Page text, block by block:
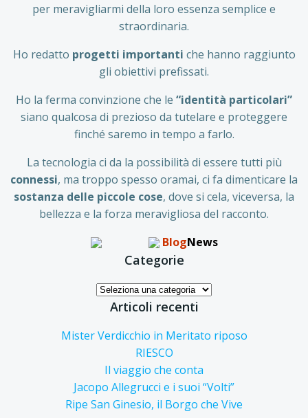
per meravigliarmi della loro essenza semplice e
straordinaria.
Ho redatto progetti importanti che hanno raggiunto
gli obiettivi prefissati.
Ho la ferma convinzione che le “identità particolari”
siano qualcosa di prezioso da tutelare e proteggere
finché saremo in tempo a farlo.
La tecnologia ci da la possibilità di essere tutti più
connessi, ma troppo spesso oramai, ci fa dimenticare la
sostanza delle piccole cose, dove si cela, viceversa, la
bellezza e la forza meravigliosa del racconto.
BlogNews
Categorie
Categorie
Articoli recenti
Mister Verdicchio in Meritato riposo
RIESCO
Il viaggio che conta
Jacopo Allegrucci e i suoi “Volti”
Ripe San Ginesio, il Borgo che Vive